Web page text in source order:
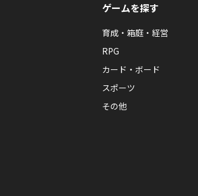
ゲームを探す
育成・箱庭・経営
RPG
カード・ボード
スポーツ
その他